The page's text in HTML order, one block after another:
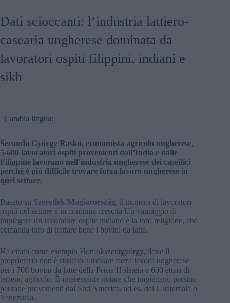
Dati scioccanti: l’industria lattiero-
casearia ungherese dominata da
lavoratori ospiti filippini, indiani e
sikh
Cambia lingua:
Secondo György Raskó, economista agricolo ungherese,
5-600 lavoratori ospiti provenienti dall’India e dalle
Filippine lavorano nell’industria ungherese dei caseifici
perché è più difficile trovare forza lavoro ungherese in
quel settore.
Basato su Szeretlek Magiarország, il numero di lavoratori
ospiti nel settore è in continua crescita Un vantaggio di
impiegare un lavoratore ospite indiano è la loro religione, che
comanda loro di trattare bene i bovini da latte.
Ha citato come esempio Homokszentgyörgy, dove il
proprietario non è riuscito a trovare forza lavoro ungherese
per i 700 bovini da latte della Frisia Holstein e 600 ettari di
terreno agricolo. È interessante notare che impiegano persino
persone provenienti dal Sud America, ad es. dal Guatemala o
Venezuela.